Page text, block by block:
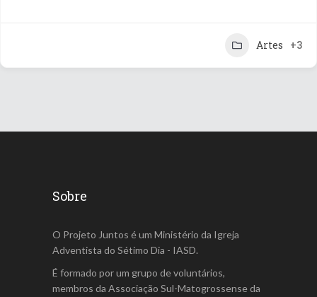
Artes +3
Sobre
O Projeto Juntos é um Ministério da Igreja
Adventista do Sétimo Dia - IASD.
É formado por um grupo de voluntários,
membros da Associação Sul-Matogrossense da